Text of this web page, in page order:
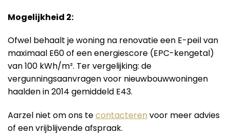
Mogelijkheid 2:
Ofwel behaalt je woning na renovatie een E-peil van
maximaal E60 of een energiescore (EPC-kengetal)
van 100 kWh/m². Ter vergelijking: de
vergunningsaanvragen voor nieuwbouwwoningen
haalden in 2014 gemiddeld E43.
Aarzel niet om ons tecontacteren voor meer advies
of een vrijblijvende afspraak.